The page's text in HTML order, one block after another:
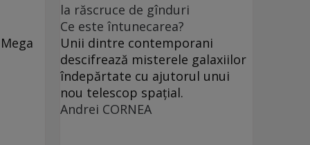
la răscruce de gînduri
Ce este întunecarea?
Unii dintre contemporani
descifrează misterele galaxiilor
îndepărtate cu ajutorul unui
nou telescop spațial.
Andrei CORNEA